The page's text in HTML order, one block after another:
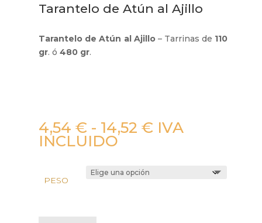
Tarantelo de Atún al Ajillo
Tarantelo de Atún al Ajillo– Tarrinas de 110
gr. ó480 gr.
4,54€ - 14,52€Rango
IVA
INCLUIDO
PESO